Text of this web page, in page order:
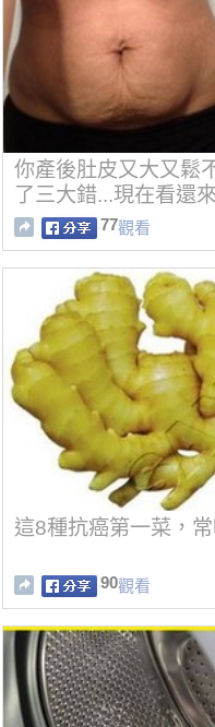
你產後肚皮又大又鬆
了三大錯...現在看還
77觀看
這8種抗癌第一菜，
90觀看